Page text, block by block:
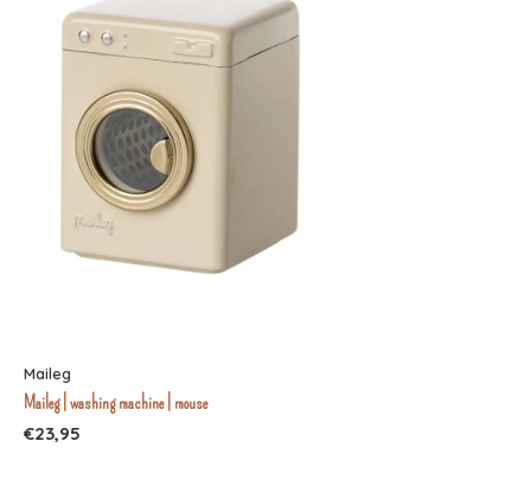
Maileg
Maileg | washing machine | mouse
€23,95